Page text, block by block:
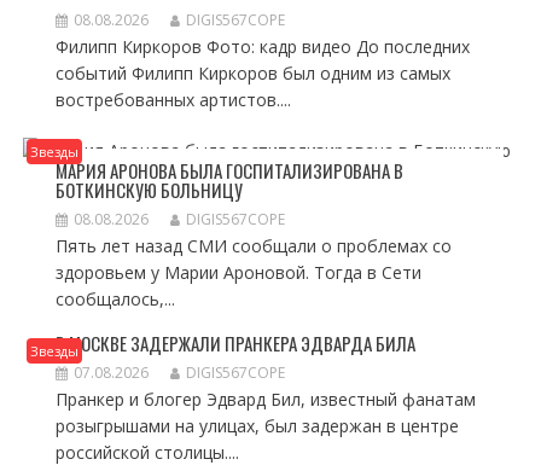
08.08.2026 DIGIS567COPE
Филипп Киркоров Фото: кадр видео До последних
событий Филипп Киркоров был одним из самых
востребованных артистов....
Звезды
МАРИЯ АРОНОВА БЫЛА ГОСПИТАЛИЗИРОВАНА В
БОТКИНСКУЮ БОЛЬНИЦУ
08.08.2026 DIGIS567COPE
Пять лет назад СМИ сообщали о проблемах со
здоровьем у Марии Ароновой. Тогда в Сети
сообщалось,...
ЗвездыВ МОСКВЕ ЗАДЕРЖАЛИ ПРАНКЕРА ЭДВАРДА БИЛА
07.08.2026 DIGIS567COPE
Пранкер и блогер Эдвард Бил, известный фанатам
розыгрышами на улицах, был задержан в центре
российской столицы....